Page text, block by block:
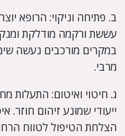
ב. פתיחה וניקוי: הרופא
עששת ורקמה מודלקת
במקרים מורכבים נעשה
מרבי.
ג. חיטוי ואיטום: התעלות
ייעודי שמונע זיהום חוזר.
הצלחת הטיפול לטווח